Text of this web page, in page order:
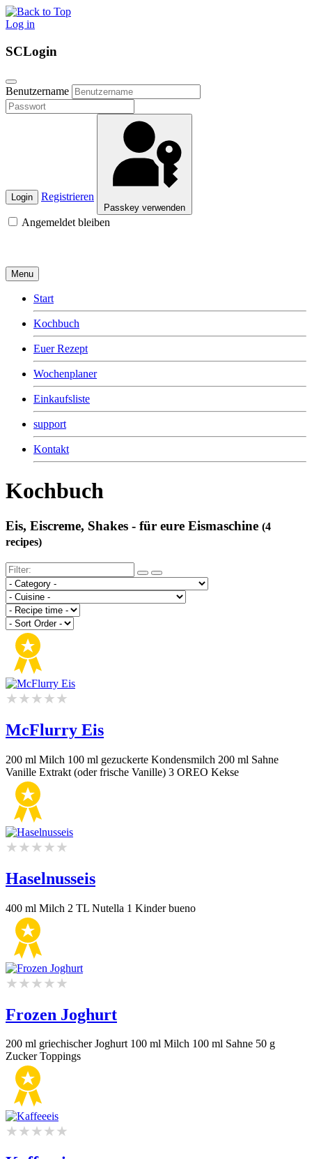
Log in
SCLogin
Benutzername
Login Registrieren
Passkey verwenden
Angemeldet bleiben
Menu
Start
Kochbuch
Euer Rezept
Wochenplaner
Einkaufsliste
support
Kontakt
Kochbuch
Eis, Eiscreme, Shakes - für eure Eismaschine (4
recipes)
McFlurry Eis
200 ml Milch 100 ml gezuckerte Kondensmilch 200 ml Sahne
Vanille Extrakt (oder frische Vanille) 3 OREO Kekse
Haselnusseis
400 ml Milch 2 TL Nutella 1 Kinder bueno
Frozen Joghurt
200 ml griechischer Joghurt 100 ml Milch 100 ml Sahne 50 g
Zucker Toppings